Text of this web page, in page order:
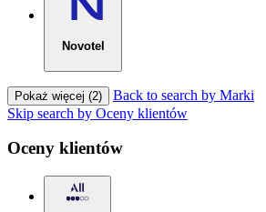
Novotel
Pokaż więcej (2)
Back to search by Marki
Skip search by Oceny klientów
Oceny klientów